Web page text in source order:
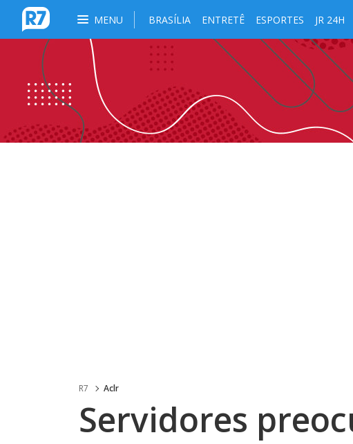
MENU BRASÍLIA ENTRETÊ ESPORTES JR 24H
R7 Aclr
Servidores